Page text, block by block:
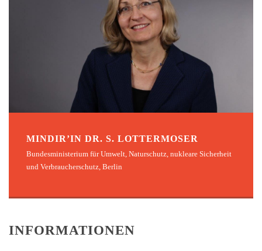
MINDIR’IN DR. S. LOTTERMOSER
Bundesministerium für Umwelt, Naturschutz, nukleare Sicherheit
und Verbraucherschutz, Berlin
INFORMATIONEN